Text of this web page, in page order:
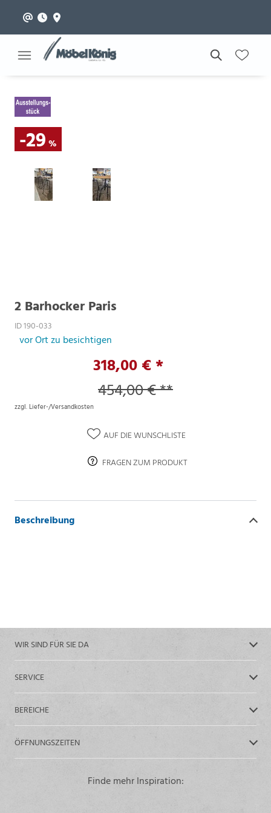
-29 %
2 Barhocker Paris
ID 190-033
vor Ort zu besichtigen
318,00 € *
454,00 € **
zzgl. Liefer-/Versandkosten
AUF DIE WUNSCHLISTE
FRAGEN ZUM PRODUKT
Beschreibung
WIR SIND FÜR SIE DA
SERVICE
BEREICHE
ÖFFNUNGSZEITEN
Finde mehr Inspiration: